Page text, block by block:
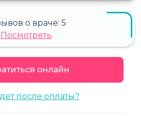
о враче: 5
Посмотреть
онлайн
после оплаты?